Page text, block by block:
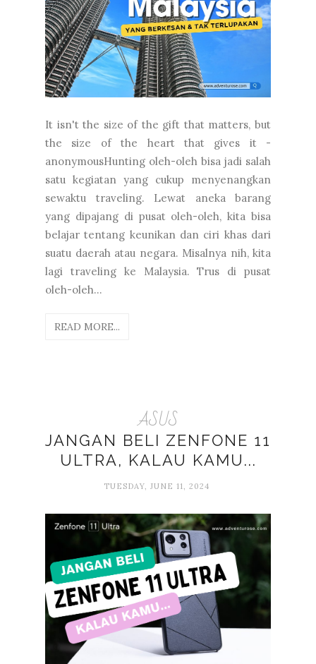
It isn't the size of the gift that matters, but
the size of the heart that gives it -
anonymousHunting oleh-oleh bisa jadi salah
satu kegiatan yang cukup menyenangkan
sewaktu traveling. Lewat aneka barang
yang dipajang di pusat oleh-oleh, kita bisa
belajar tentang keunikan dan ciri khas dari
suatu daerah atau negara. Misalnya nih, kita
lagi traveling ke Malaysia. Trus di pusat
oleh-oleh...
READ MORE...
ASUS
JANGAN BELI ZENFONE 11
ULTRA, KALAU KAMU...
TUESDAY, JUNE 11, 2024